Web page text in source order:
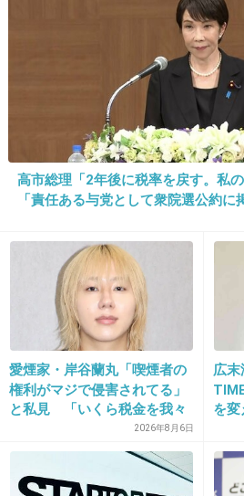
検査の結果、内臓脂肪無くて全て
さえも意味ないということですか？
26. 匿名2026/06/03(水) 17:06:50
色々試したけど便秘気味で体脂肪
聖散がいいよ。これを飲みながら
より歩くようにしたら痩せたよ。
と大雑把に食事も記録したよ。お
質控えめなものを少しなら大丈夫だ
27. 匿名2026/06/03(水) 17:07:10
>>14
高市総理「2年後に税率を戻す。私
「責任ある与党として衆院選公約に
愛煙家・岸谷蘭丸「喫煙者の
権利がマジで侵害されてる」
と私見 「いくら税金を我々
2026年8月6日
広
を
フ
じ